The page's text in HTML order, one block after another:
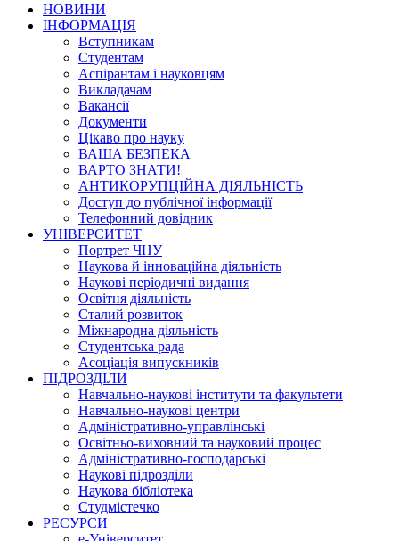
НОВИНИ
ІНФОРМАЦІЯ
Вступникам
Студентам
Аспірантам і науковцям
Викладачам
Вакансії
Документи
Цікаво про науку
ВАША БЕЗПЕКА
ВАРТО ЗНАТИ!
АНТИКОРУПЦІЙНА ДІЯЛЬНІСТЬ
Доступ до публічної інформації
Телефонний довідник
УНІВЕРСИТЕТ
Портрет ЧНУ
Наукова й інноваційна діяльність
Наукові періодичні видання
Освітня діяльність
Сталий розвиток
Міжнародна діяльність
Студентська рада
Асоціація випускників
ПІДРОЗДІЛИ
Навчально-наукові інститути та факультети
Навчально-наукові центри
Адміністративно-управлінські
Освітньо-виховний та науковий процес
Адміністративно-господарські
Наукові підрозділи
Наукова бібліотека
Студмістечко
РЕСУРСИ